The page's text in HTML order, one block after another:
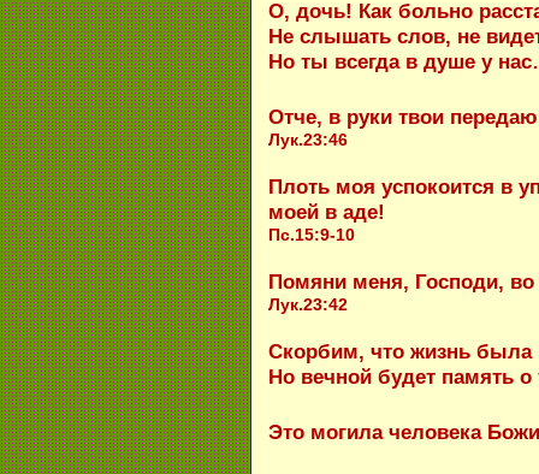
О, дочь! Как больно
Не слышать слов, не
Но ты всегда в душе у
Отче, в руки твои
Лук.23:46
Плоть моя успокоится в
моей в аде!
Пс.15:9-10
Помяни меня, Господи, во
Лук.23:42
Скорбим, что жизнь была
Но вечной будет память о
Это могила человека